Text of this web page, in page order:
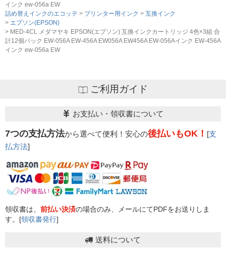
インク ew-056a EW
詰め替えインクのエコッテ
プリンター用インク
互換インク
エプソン(EPSON)
MED-4CL メダマヤキ EPSON(エプソン) 互換インクカートリッジ 4色×3組 合
計12個パック EW-056A EW-456A EW056A EW456A EW-056Aインク EW-456A
インク ew-056a EW
ご利用ガイド
お支払い・領収書について
7つの支払方法から選べて便利！安心の後払いもOK！ [支
払方法]
領収書は、 前払い決済の場合のみ、メールにてPDFをお送りしま
す。[領収書発行]
送料について